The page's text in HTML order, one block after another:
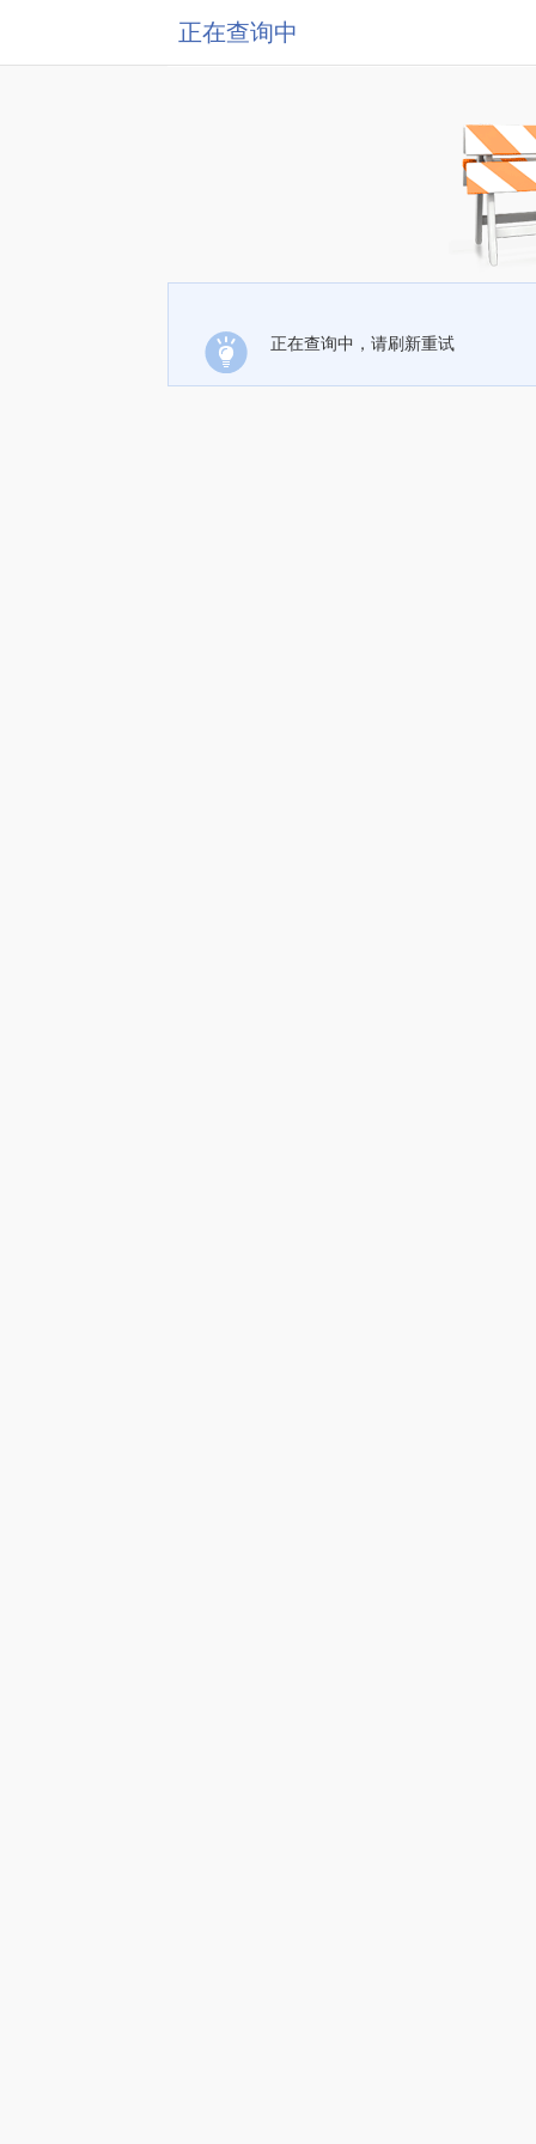
正在查询中
正在查询中，请刷新重试